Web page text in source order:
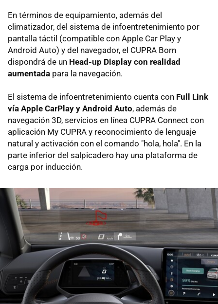
En términos de equipamiento, además del
climatizador, del sistema de infoentretenimiento por
pantalla táctil (compatible con Apple Car Play y
Android Auto) y del navegador, el CUPRA Born
dispondrá de un Head-up Display con realidad
aumentada para la navegación.
El sistema de infoentretenimiento cuenta con Full Link
vía Apple CarPlay y Android Auto, además de
navegación 3D, servicios en línea CUPRA Connect con
aplicación My CUPRA y reconocimiento de lenguaje
natural y activación con el comando "hola, hola". En la
parte inferior del salpicadero hay una plataforma de
carga por inducción.